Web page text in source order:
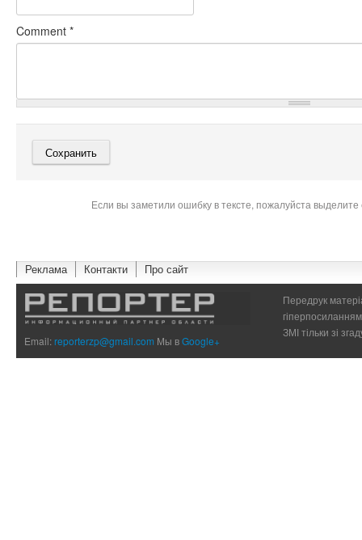
Comment *
Если вы заметили ошибку в тексте, пожалуйста
Реклама Контакти Про сайт
Email:reporterzp@gmail.com Мы вGoogle+
Передрук
ЗМІ тільки зі